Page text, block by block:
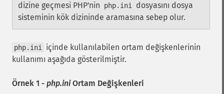
dizine geçmesi PHP'nin
php.ini
dosyasını dosya
sisteminin kök dizininde aramasına sebep olur.
php.ini
içinde kullanılabilen ortam değişkenlerinin
kullanımı aşağıda gösterilmiştir.
Örnek 1 - php.iniOrtam Değişkenleri